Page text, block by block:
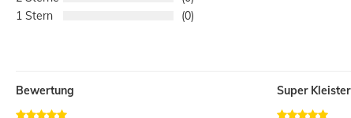
1
0
Bewertung Super Kleister